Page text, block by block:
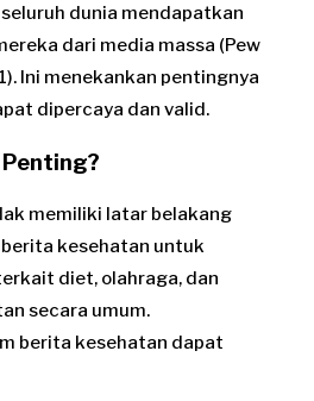
dunia mendapatkan
dari media massa (Pew
Ini menekankan pentingnya
dipercaya dan valid.
memiliki latar belakang
kesehatan untuk
diet, olahraga, dan
secara umum.
berita kesehatan dapat